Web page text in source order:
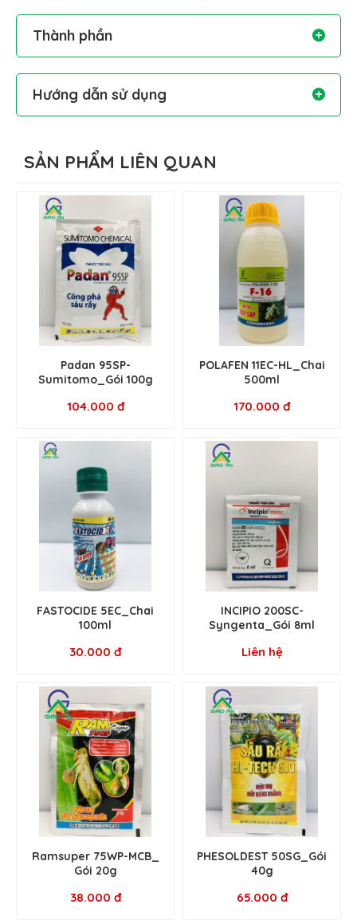
Thành phần
Emamectin: 5% w/w
Hướng dẫn sử dụng
Pha 1 bộ/ bình 20-25L nước
SẢN PHẨM LIÊN QUAN
Padan 95SP-
Sumitomo_Gói 100g
104.000 đ
POLAFEN 11EC-HL_Chai
500ml
170.000 đ
FASTOCIDE 5EC_Chai
100ml
30.000 đ
INCIPIO 200SC-
Syngenta_Gói 8ml
Liên hệ
Ramsuper 75WP-MCB_
Gói 20g
38.000 đ
PHESOLDEST 50SG_Gói
40g
65.000 đ